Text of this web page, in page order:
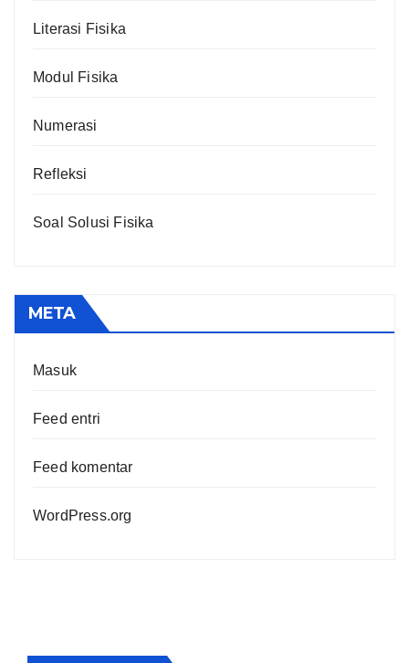
Literasi Fisika
Modul Fisika
Numerasi
Refleksi
Soal Solusi Fisika
META
Masuk
Feed entri
Feed komentar
WordPress.org